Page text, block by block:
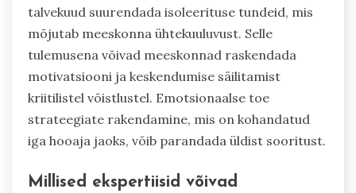
talvekuud suurendada isoleerituse tundeid, mis
mõjutab meeskonna ühtekuuluvust. Selle
tulemusena võivad meeskonnad raskendada
motivatsiooni ja keskendumise säilitamist
kriitilistel võistlustel. Emotsionaalse toe
strateegiate rakendamine, mis on kohandatud
iga hooaja jaoks, võib parandada üldist sooritust.
Millised ekspertiisid võivad